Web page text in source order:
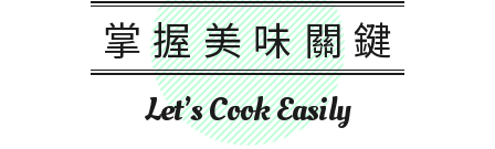
掌握美味關鍵
Let’s Cook Easily